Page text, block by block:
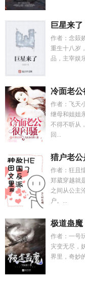
巨星来了
作者：念笯
重生十八岁
品，主宰娱
冷面老公
作者：飞天
继母和姐姐
不得不听从
回...
猎户老公
作者：狂且
郑葳穿越就
之间从公主
户。...
极道蛊魔
作者：一号
灾变无尽，
界里，奇妙